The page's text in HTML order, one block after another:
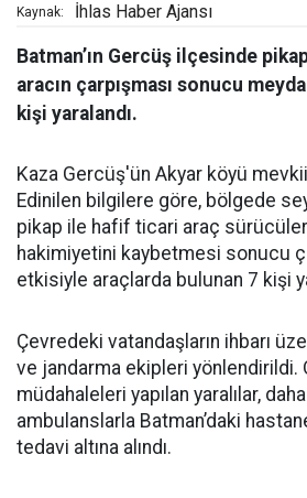
Kaynak: İhlas Haber Ajansı
Batman’ın Gercüş ilçesinde
aracın çarpışması sonucu
kişi yaralandı.
Kaza Gercüş'ün Akyar köyü
Edinilen bilgilere göre, bölgede
pikap ile hafif ticari araç
hakimiyetini kaybetmesi sonucu
etkisiyle araçlarda bulunan 7 kişi
Çevredeki vatandaşların ihbarı
ve jandarma ekipleri yönlendirildi.
müdahaleleri yapılan yaralılar,
ambulanslarla Batman’daki
tedavi altına alındı.